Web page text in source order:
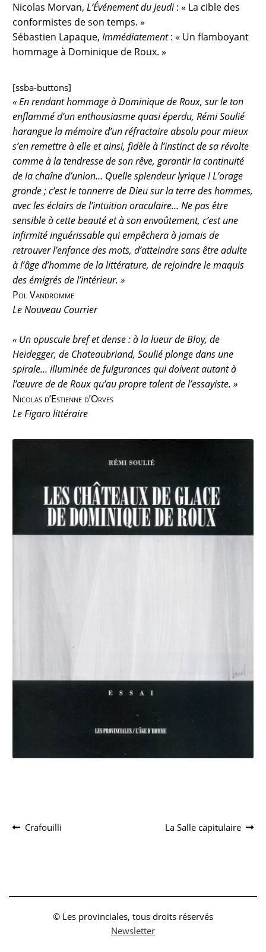
Nicolas Morvan,L’Événement du Jeudi: « La cible des
conformistes de son temps. »
Sébastien Lapaque,Immédiatement: « Un flamboyant
hommage à Dominique de Roux. »
[ssba-buttons]
« En rendant hommage à Dominique de Roux, sur le ton
enflammé d’un enthousiasme quasi éperdu, Rémi Soulié
harangue la mémoire d’un réfractaire absolu pour mieux
s’en remettre à elle et ainsi, fidèle à l’instinct de sa révolte
comme à la tendresse de son rêve, garantir la continuité
de la chaîne d’union… Quelle splendeur lyrique ! L’orage
gronde ; c’est le tonnerre de Dieu sur la terre des hommes,
avec les éclairs de l’intuition oraculaire… Ne pas être
sensible à cette beauté et à son envoûtement, c’est une
infirmité inguérissable qui empêchera à jamais de
retrouver l’enfance des mots, d’atteindre sans être adulte
à l’âge d’homme de la littérature, de rejoindre le maquis
des émigrés de l’intérieur. »
Pol Vandromme
Le Nouveau Courrier
« Un opuscule bref et dense : à la lueur de Bloy, de
Heidegger, de Chateaubriand, Soulié plonge dans une
spirale… illuminée de fulgurances qui doivent autant à
l’œuvre de de Roux qu’au propre talent de l’essayiste. »
Nicolas d’Estienne d’Orves
Le Figaro littéraire
Navigation
Article
Crafouilli
Article
La Salle capitulaire
© Les provinciales, tous droits réservés
Newsletter